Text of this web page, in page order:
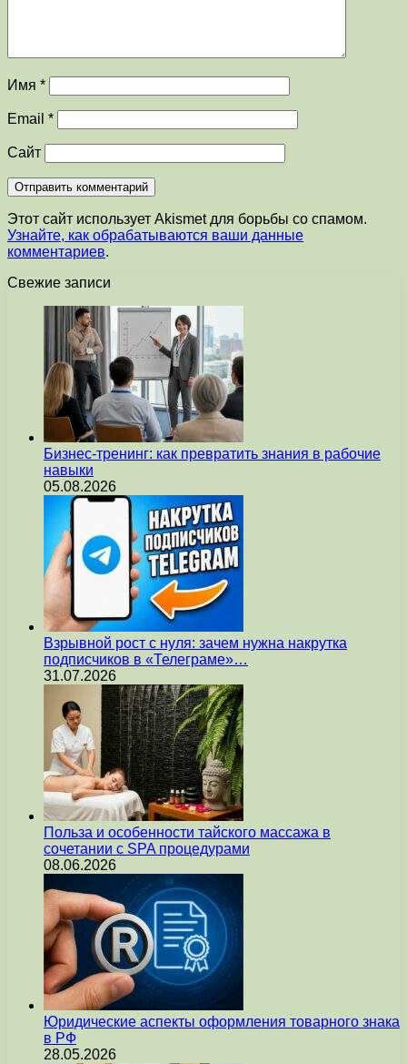
Имя *
Email *
Сайт
Этот сайт использует Akismet для борьбы со спамом.
Узнайте, как обрабатываются ваши данные
комментариев.
Свежие записи
Бизнес-тренинг: как превратить знания в рабочие
навыки
05.08.2026
Взрывной рост с нуля: зачем нужна накрутка
подписчиков в «Телеграме»…
31.07.2026
Польза и особенности тайского массажа в
сочетании с SPA процедурами
08.06.2026
Юридические аспекты оформления товарного знака
в РФ
28.05.2026